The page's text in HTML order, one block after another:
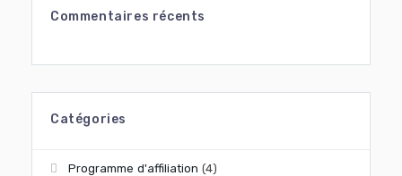
Commentaires récents
Catégories
Programme d'affiliation (4)